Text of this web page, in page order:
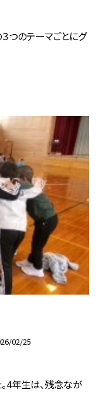
３つのテーマごとにグ
02/25
4年生は、残念なが